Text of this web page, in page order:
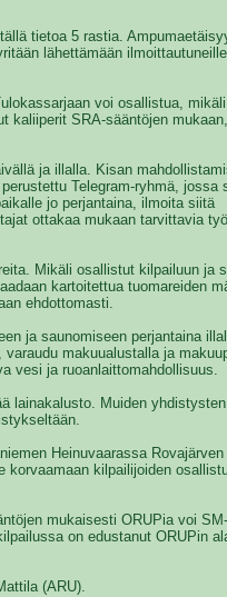
tietoa 5 rastia.
lähettämään
voi osallistua,
kaliiperit SRA-sääntöjen
ja illalla. Kisan
Telegram-ryhmä, jossa
jo perjantaina, ilmoita siitä
ottakaa mukaan tarvittavia
Mikäli osallistut kilpailuun ja
kartoitettua tuomareiden
ehdottomasti.
ja saunomiseen perjantaina
makuualustalla ja
vesi ja ruoanlaittomahdollisuus.
lainakalusto. Muiden
Heinuvaarassa Rovajärven
korvaamaan kilpailijoiden
mukaisesti ORUPia voi
on edustanut ORUPin
(ARU).